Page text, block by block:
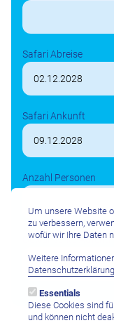
Safari Abreise
Safari Ankunft
Anzahl Personen
Gewünschte
Um unsere Website
zu verbessern,
wofür wir Ihre Daten
Weitere
Datenschutzerklärung
Essentials
Diese Cookies sind
und können nicht